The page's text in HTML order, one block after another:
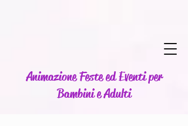
Animazione Feste ed Eventi per
Bambini e Adulti